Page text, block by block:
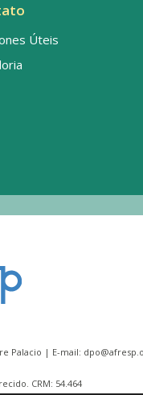
Úteis
Palacio | E-mail:
CRM: 54.464